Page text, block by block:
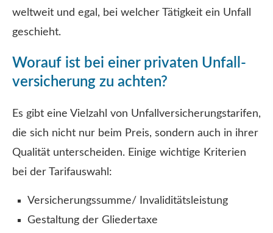
weltweit und egal, bei welcher Tätigkeit ein Unfall
geschieht.
Worauf ist bei einer privaten Unfall­
ver­si­che­rung zu achten?
Es gibt eine Vielzahl von Unfall­ver­si­che­rungstarifen,
die sich nicht nur beim Preis, sondern auch in ihrer
Qualität unterscheiden. Einige wichtige Kriterien
bei der Tarifauswahl:
Versicherungssumme/ Invaliditätsleistung
Gestaltung der Gliedertaxe